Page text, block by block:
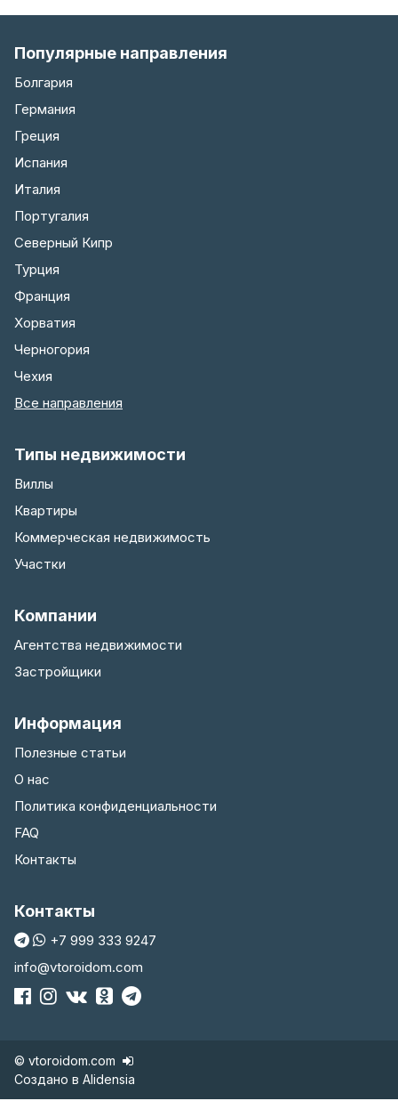
Популярные направления
Болгария
Германия
Греция
Испания
Италия
Португалия
Северный Кипр
Турция
Франция
Хорватия
Черногория
Чехия
Все направления
Типы недвижимости
Виллы
Квартиры
Коммерческая недвижимость
Участки
Компании
Агентства недвижимости
Застройщики
Информация
Полезные статьи
О нас
Политика конфиденциальности
FAQ
Контакты
Контакты
+7 999 333 9247
info@vtoroidom.com
© vtoroidom.com
Создано в Alidensia